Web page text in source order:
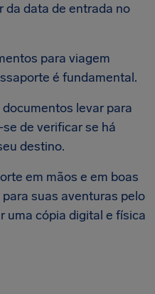
da data de entrada no
para viagem
é fundamental.
levar para
de verificar se há
destino.
em mãos e em boas
suas aventuras pelo
uma cópia digital e física